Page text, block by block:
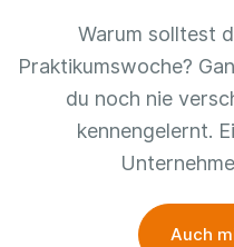
Warum solltest
Praktikumswoche?
du noch nie
kennengelernt.
Auch